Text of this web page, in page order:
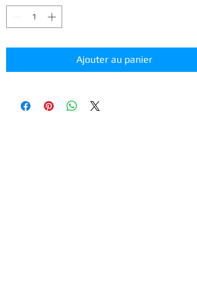
Ajouter au panier